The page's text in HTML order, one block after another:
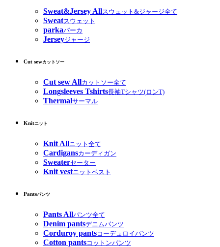
Sweat&Jersey Allスウェット&ジャージ全て
Sweatスウェット
parkaパーカ
Jerseyジャージ
Cut sewカットソー
Cut sew Allカットソー全て
Longsleeves Tshirts長袖Tシャツ(ロンT)
Thermalサーマル
Knitニット
Knit Allニット全て
Cardigansカーディガン
Sweaterセーター
Knit vestニットベスト
Pantsパンツ
Pants Allパンツ全て
Denim pantsデニムパンツ
Corduroy pantsコーデュロイパンツ
Cotton pantsコットンパンツ